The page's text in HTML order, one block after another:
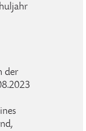
der